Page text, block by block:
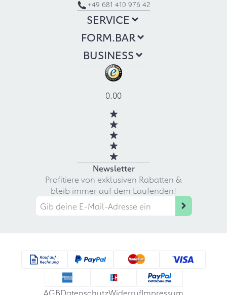
+49 681 410 976 42
SERVICE
FORM.BAR
BUSINESS
0.00
Newsletter
Profitiere von exklusiven Rabatten &
bleib immer auf dem Laufenden!
AGBDatenschutzWiderrufImpressum